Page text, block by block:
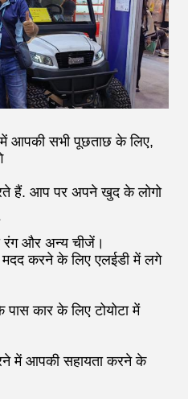
में आपकी सभी पूछताछ के लिए,
हैं. आप पर अपने खुद के लोगो
रंग और अन्य चीजें।
करने के लिए एलईडी में लगे
कार के लिए टोयोटा में
में आपकी सहायता करने के